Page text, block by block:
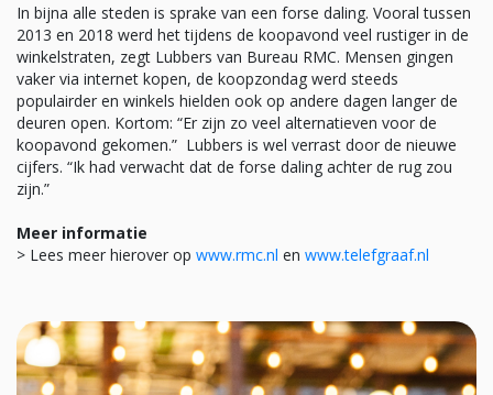
In bijna alle steden is sprake van een forse daling. Vooral tussen
2013 en 2018 werd het tijdens de koopavond veel rustiger in de
winkelstraten, zegt Lubbers van Bureau RMC. Mensen gingen
vaker via internet kopen, de koopzondag werd steeds
populairder en winkels hielden ook op andere dagen langer de
deuren open. Kortom: “Er zijn zo veel alternatieven voor de
koopavond gekomen.” Lubbers is wel verrast door de nieuwe
cijfers. “Ik had verwacht dat de forse daling achter de rug zou
zijn.”
Meer informatie
> Lees meer hierover op www.rmc.nl en www.telefgraaf.nl